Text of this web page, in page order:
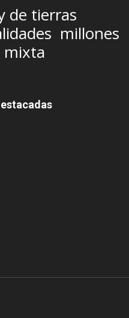
de tierras
millones
mixta